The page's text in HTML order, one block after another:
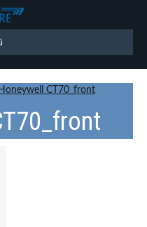
Honeywell CT70_front